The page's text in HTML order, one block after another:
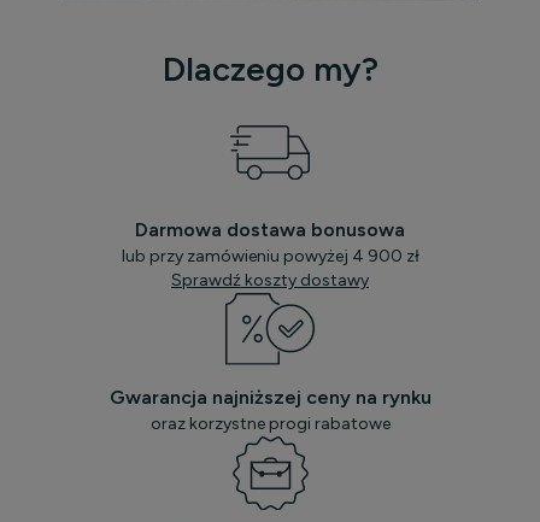
Dlaczego my?
Darmowa dostawa bonusowa
lub przy zamówieniu powyżej 4 900 zł
Sprawdź koszty dostawy
Gwarancja najniższej ceny na rynku
oraz korzystne progi rabatowe